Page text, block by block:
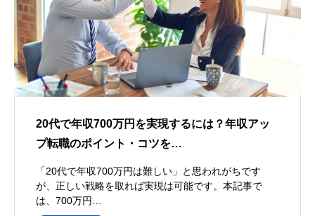
20代で年収700万円を実現するには？年収アッ
プ転職のポイント・コツを…
「20代で年収700万円は難しい」と思われがちです
が、正しい戦略を取れば実現は可能です。本記事で
は、700万円…